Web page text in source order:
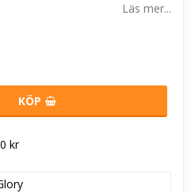
Läs mer...
KÖP
kr